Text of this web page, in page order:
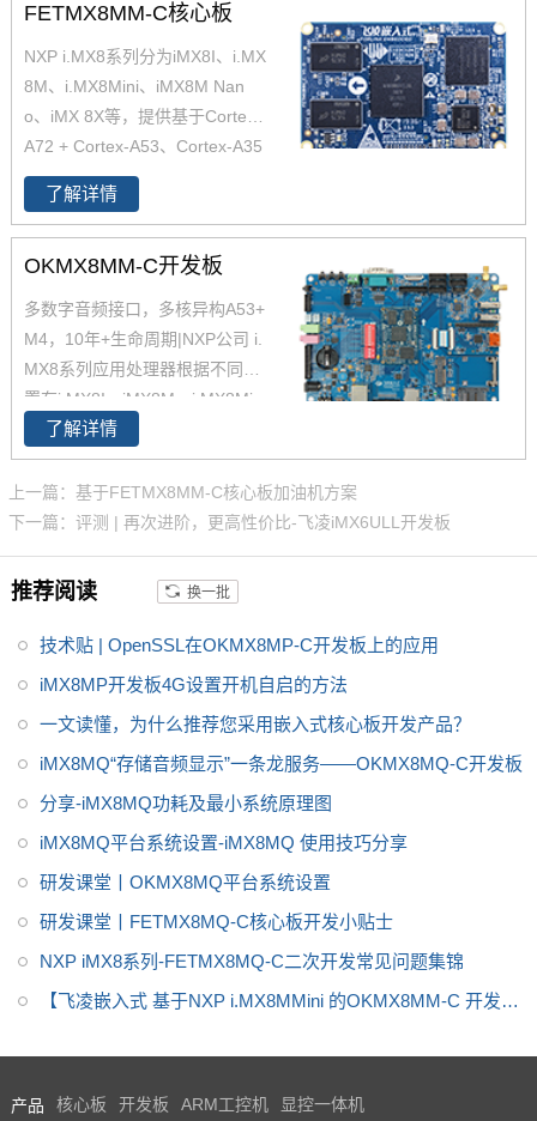
FETMX8MM-C核心板
NXP i.MX8系列分为iMX8I、i.MX
8M、i.MX8Mini、iMX8M Nan
o、iMX 8X等，提供基于Cortex-
A72 + Cortex-A53、Cortex-A35
核心，搭配实时任务处理的Corte
x-M4和Cortex M7的解决方案，
适用于从消费家庭音频到工业楼
宇自动化及移动计算机等。飞凌
市，更多i.MX8M
决方案详情，欢迎致电飞凌嵌入
了解详情
OKMX8MM-C开发板
多数字音频接口，多核异构A53+
M4，10年+生命周期|NXP公司 i.
MX8系列应用处理器根据不同配
置有i.MX8I、iMX8M、i.MX8Min
i、iMX8M Mini、iMX8M Nano、i
MX 8X ，提供基于Cortex-A72 +
Cortex-A53、Cortex-A35核心，
此外还提供实时任务处理的Corte
M7）的解决方案，因此，NXP i.
MX8系列应用处理器在高级图
形、高级成像、高级机器视觉、
和高安全的嵌入式应用等跨领域
的多种应用场景非常适用。飞凌
嵌入式i.MX8M Mini开发板基于N
处理器设计，主频最高1.8GHz，
ARM Cortex-A53架构。IMX8开
发板是一款高性能，低功耗产
绍，IMX8系列软硬件资料，i.MX
8M mini方案定制，请联系飞凌嵌
入式
了解详情
上一篇：基于FETMX8MM-C核心板加油机方案
下一篇：评测 | 再次进阶，更高性价比-飞凌iMX6ULL开发板
推荐阅读 换一批
技术贴 | OpenSSL在OKMX8MP-C开发板上的应用
iMX8MP开发板4G设置开机自启的方法
一文读懂，为什么推荐您采用嵌入式核心板开发产品？
iMX8MQ“存储音频显示”一条龙服务——OKMX8MQ-C开发板
分享-iMX8MQ功耗及最小系统原理图
iMX8MQ平台系统设置-iMX8MQ 使用技巧分享
研发课堂丨OKMX8MQ平台系统设置
研发课堂丨FETMX8MQ-C核心板开发小贴士
NXP iMX8系列-FETMX8MQ-C二次开发常见问题集锦
【飞凌嵌入式 基于NXP i.MX8MMini 的OKMX8MM-C 开发板
产品 核心板 开发板 ARM工控机 显控一体机